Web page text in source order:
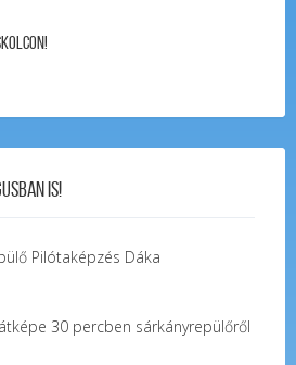
is!
Pilótaképzés Dáka
30 percben sárkányrepülőről